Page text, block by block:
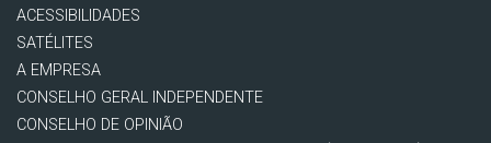
ACESSIBILIDADES
SATÉLITES
A EMPRESA
CONSELHO GERAL INDEPENDENTE
CONSELHO DE OPINIÃO